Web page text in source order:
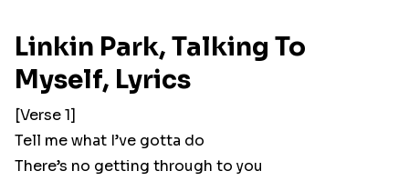
Linkin Park, Talking To
Myself, Lyrics
[Verse 1]
Tell me what I’ve gotta do
There’s no getting through to you